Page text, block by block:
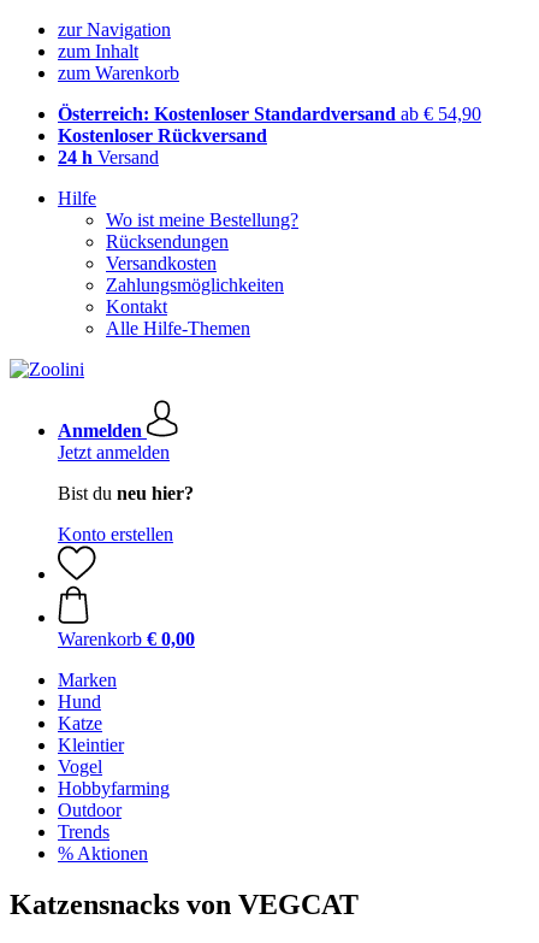
zur Navigation
zum Inhalt
zum Warenkorb
Österreich: Kostenloser Standardversand ab € 54,90
Kostenloser Rückversand
24 h Versand
Hilfe
Wo ist meine Bestellung?
Rücksendungen
Versandkosten
Zahlungsmöglichkeiten
Kontakt
Alle Hilfe-Themen
Anmelden
Jetzt anmelden
Bist du neu hier?
Konto erstellen
Warenkorb € 0,00
Marken
Hund
Katze
Kleintier
Vogel
Hobbyfarming
Outdoor
Trends
% Aktionen
Katzensnacks von VEGCAT